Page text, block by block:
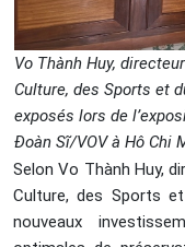
Vo Thành Huy,
Culture, des Sports et
exposés lors de
Đoàn Sĩ/VOV à Hô Chi
Selon Vo Thành Huy,
Culture, des Sports
nouveaux